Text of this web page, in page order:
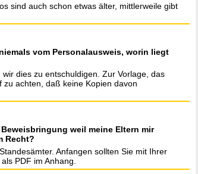
sind auch schon etwas älter, mittlerweile gibt
vom Personalausweis, worin liegt
dies zu entschuldigen. Zur Vorlage, das
achten, daß keine Kopien davon
weil meine Eltern mir
Recht?
Anfangen sollten Sie mit Ihrer
PDF im Anhang.